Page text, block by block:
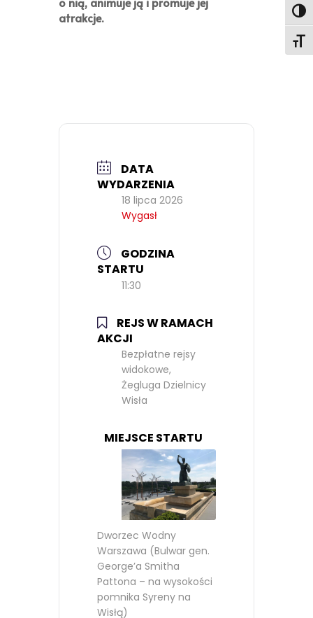
atrakcje.
DATA
WYDARZENIA
18 lipca 2026
Wygasł
GODZINA
STARTU
11:30
REJS W RAMACH
AKCJI
Bezpłatne rejsy
widokowe,
Żegluga Dzielnicy
Wisła
MIEJSCE STARTU
Dworzec Wodny
Warszawa (Bulwar gen.
George’a Smitha
Pattona – na wysokości
pomnika Syreny na
Wisłą)